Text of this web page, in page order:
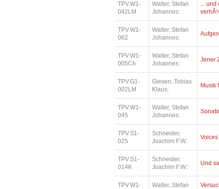
TPV.W1-
042LM
Walter, Stefan
Johannes:
... und
TPV.W1-
062
Walter, Stefan
Johannes:
TPV.W1-
005Ch
Walter, Stefan
Johannes:
Jener
TPV.G1-
002LM
Giesen, Tobias
Klaus:
Musik
TPV.W1-
045
Walter, Stefan
Johannes:
TPV.S1-
025
Schneider,
Joachim F.W.:
TPV.S1-
014K
Schneider,
Joachim F.W.:
Und
TPV.W1-
Walter, Stefan